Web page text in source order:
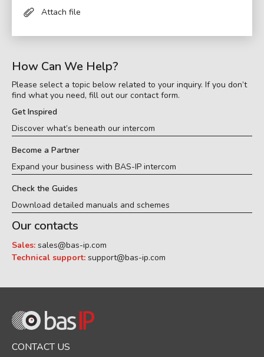
Attach file
How Can We Help?
Please select a topic below related to your inquiry. If you don’t
find what you need, fill out our contact form.
Get Inspired
Discover what’s beneath our intercom
Become a Partner
Expand your business with BAS-IP intercom
Check the Guides
Download detailed manuals and schemes
Our contacts
Sales: sales@bas-ip.com
Technical support: support@bas-ip.com
CONTACT US